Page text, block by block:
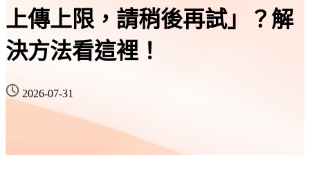
上傳上限，請稍後再試」？解
決方法看這裡！
2026-07-31